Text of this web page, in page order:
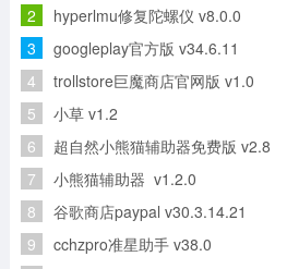
agefans原版 Alook安卓直装版
2 hyperlmu修复陀螺仪 v8.0.0
3 googleplay官方版 v34.6.11
4 trollstore巨魔商店官网版 v1.0
5 小草 v1.2
6 超自然小熊猫辅助器免费版 v2.8
7 小熊猫辅助器 v1.2.0
8 谷歌商店paypal v30.3.14.21
9 cchzpro准星助手 v38.0